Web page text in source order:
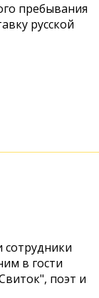
пребывания
русской
в гости
поэт и